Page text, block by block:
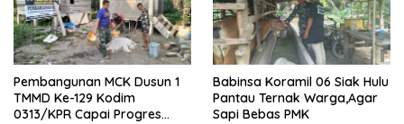
Pembangunan MCK Dusun 1
TMMD Ke-129 Kodim
0313/KPR Capai Progres
Babinsa Koramil 06 Siak Hulu
Pantau Ternak Warga,Agar
Sapi Bebas PMK